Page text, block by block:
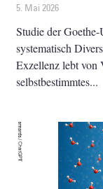
5. Mai 2026
Studie der
systematisch
Exzellenz lebt von
selbstbestimmtes